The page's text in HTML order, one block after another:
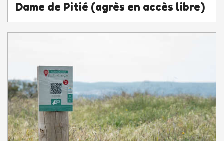
Dame de Pitié (agrès en accès libre)